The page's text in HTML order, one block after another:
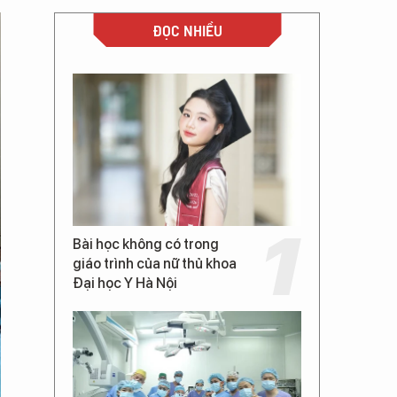
ĐỌC NHIỀU
Bài học không có trong
giáo trình của nữ thủ khoa
Đại học Y Hà Nội